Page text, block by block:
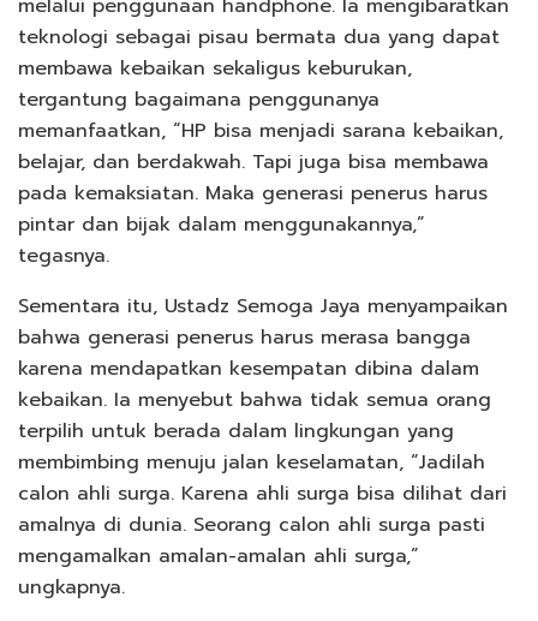
teknologi sebagai pisau bermata dua yang dapat
membawa kebaikan sekaligus keburukan,
tergantung bagaimana penggunanya
memanfaatkan, “HP bisa menjadi sarana kebaikan,
belajar, dan berdakwah. Tapi juga bisa membawa
pada kemaksiatan. Maka generasi penerus harus
pintar dan bijak dalam menggunakannya,”
tegasnya.
Sementara itu, Ustadz Semoga Jaya menyampaikan
bahwa generasi penerus harus merasa bangga
karena mendapatkan kesempatan dibina dalam
kebaikan. Ia menyebut bahwa tidak semua orang
terpilih untuk berada dalam lingkungan yang
membimbing menuju jalan keselamatan, “Jadilah
calon ahli surga. Karena ahli surga bisa dilihat dari
amalnya di dunia. Seorang calon ahli surga pasti
mengamalkan amalan-amalan ahli surga,”
ungkapnya.